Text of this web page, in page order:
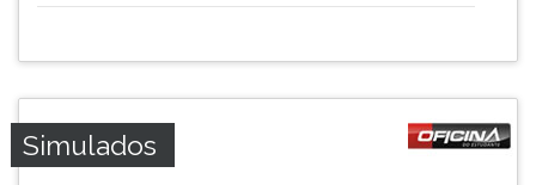
Simulados